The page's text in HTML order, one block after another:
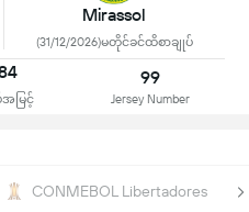
Mirassol
(31/12/2026)မတိုင်ခင်ထိစာချုပ်
မြင့်
99
Jersey Number
CONMEBOL Libertadores